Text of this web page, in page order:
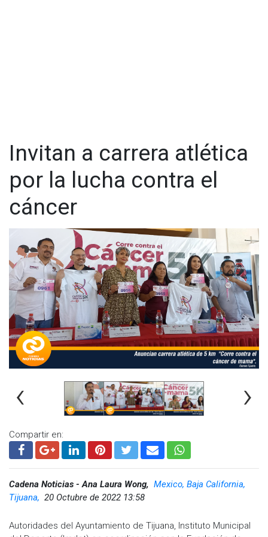
Invitan a carrera atlética
por la lucha contra el
cáncer
‹ ›
Compartir en:
Cadena Noticias - Ana Laura Wong, Mexico, Baja California,
Tijuana, 20 Octubre de 2022 13:58
Autoridades del Ayuntamiento de Tijuana, Instituto Municipal